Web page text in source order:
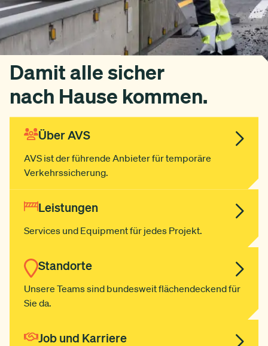
Damit alle sicher
nach Hause kommen.
Über AVS
AVS ist der führende Anbieter für temporäre
Verkehrssicherung.
Leistungen
Services und Equipment für jedes Projekt.
Standorte
Unsere Teams sind bundesweit flächendeckend für
Sie da.
Job und Karriere